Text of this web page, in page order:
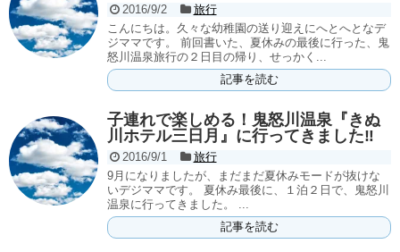
2016/9/2
旅行
こんにちは。久々な幼稚園の送り迎えにへとへとなデ
ジママです。 前回書いた、夏休みの最後に行った、鬼
怒川温泉旅行の２日目の帰り、せっかく...
記事を読む
子連れで楽しめる！鬼怒川温泉『きぬ
川ホテル三日月』に行ってきました‼︎
2016/9/1
旅行
9月になりましたが、まだまだ夏休みモードが抜けな
いデジママです。 夏休み最後に、１泊２日で、鬼怒川
温泉に行ってきました。 ...
記事を読む